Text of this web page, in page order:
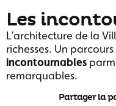
Les
L’architecture de la
richesses. Un
incontournables
remarquables.
Partager la